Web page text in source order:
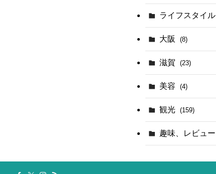
ライフスタイル
(44)
大阪 (8)
滋賀 (23)
美容 (4)
観光 (159)
(142)
趣味、レビュー